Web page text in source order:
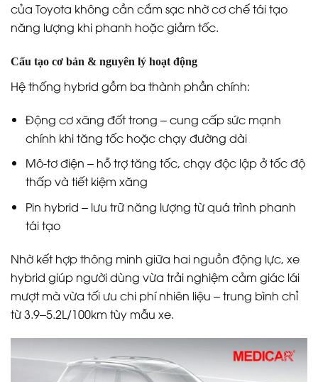
của Toyota không cần cắm sạc nhờ cơ chế tái tạo
năng lượng khi phanh hoặc giảm tốc.
Cấu tạo cơ bản & nguyên lý hoạt động
Hệ thống hybrid gồm ba thành phần chính:
Động cơ xăng đốt trong – cung cấp sức mạnh
chính khi tăng tốc hoặc chạy đường dài
Mô-tơ điện – hỗ trợ tăng tốc, chạy độc lập ở tốc độ
thấp và tiết kiệm xăng
Pin hybrid – lưu trữ năng lượng từ quá trình phanh
tái tạo
Nhờ kết hợp thông minh giữa hai nguồn động lực, xe
hybrid giúp người dùng vừa trải nghiệm cảm giác lái
mượt mà vừa tối ưu chi phí nhiên liệu – trung bình chỉ
từ 3.9–5.2L/100km tùy mẫu xe.